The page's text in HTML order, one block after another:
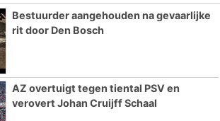
Bestuurder aangehouden na gevaarlijke
rit door Den Bosch
AZ overtuigt tegen tiental PSV en
verovert Johan Cruijff Schaal